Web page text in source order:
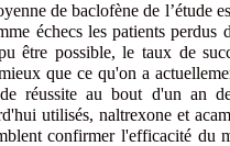
de baclofène de l’étude
échecs les patients perdus
être possible, le taux de
que ce qu'on a
réussite au bout d'un an
utilisés, naltrexone et
confirmer l'efficacité du